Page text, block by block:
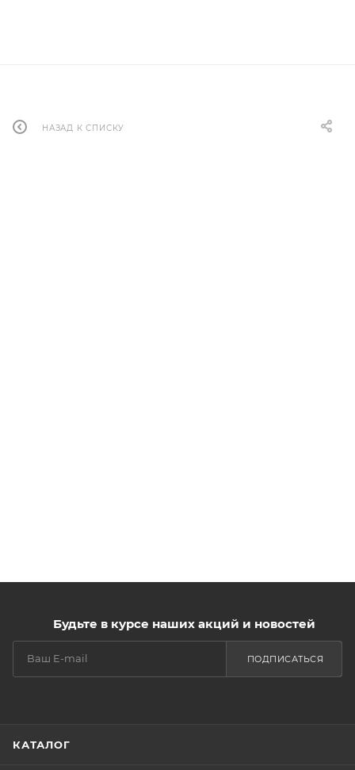
НАЗАД К СПИСКУ
Будьте в курсе наших акций и новостей
ПОДПИСАТЬСЯ
КАТАЛОГ